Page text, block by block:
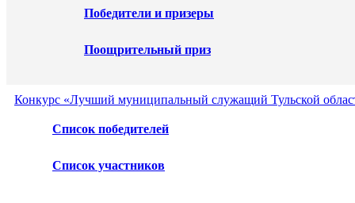
Победители и призеры
Поощрительный приз
Конкурс «Лучший муниципальный служащий Тульской
Список победителей
Список участников